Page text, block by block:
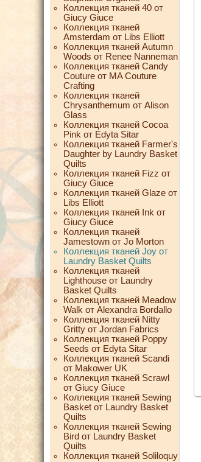
Коллекция тканей 40 от
Giucy Giuce
Коллекция тканей
Amsterdam от Libs Elliott
Коллекция тканей Autumn
Woods от Renee Nanneman
Коллекция тканей Candy
Couture от MA Couture
Crafting
Коллекция тканей
Chrysanthemum от Alison
Glass
Коллекция тканей Cocoa
Pink от Edyta Sitar
Коллекция тканей Farmer's
Daughter by Laundry Basket
Quilts
Коллекция тканей Fizz от
Giucy Giuce
Коллекция тканей Glaze от
Libs Elliott
Коллекция тканей Ink от
Giucy Giuce
Коллекция тканей
Jamestown от Jo Morton
Коллекция тканей Joy от
Laundry Basket Quilts
Коллекция тканей
Lighthouse от Laundry
Basket Quilts
Коллекция тканей Meadow
Walk от Alexandra Bordallo
Коллекция тканей Nitty
Gritty от Jordan Fabrics
Коллекция тканей Poppy
Seeds от Edyta Sitar
Коллекция тканей Scandi
от Makower UK
Коллекция тканей Scrawl
от Giucy Giuce
Коллекция тканей Sewing
Basket от Laundry Basket
Quilts
Коллекция тканей Sewing
Bird от Laundry Basket
Quilts
Коллекция тканей Soliloquy